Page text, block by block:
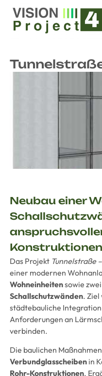
Neubau einer
Konstruktionen
Das Projekt Tunnelstraße
einer modernen
Wohneinheitensowie
Schallschutzwänden. Ziel
städtebauliche
Anforderungen an
verbinden.
Die baulichen
Verbundglasscheiben in
Rohr-Konstruktionen.